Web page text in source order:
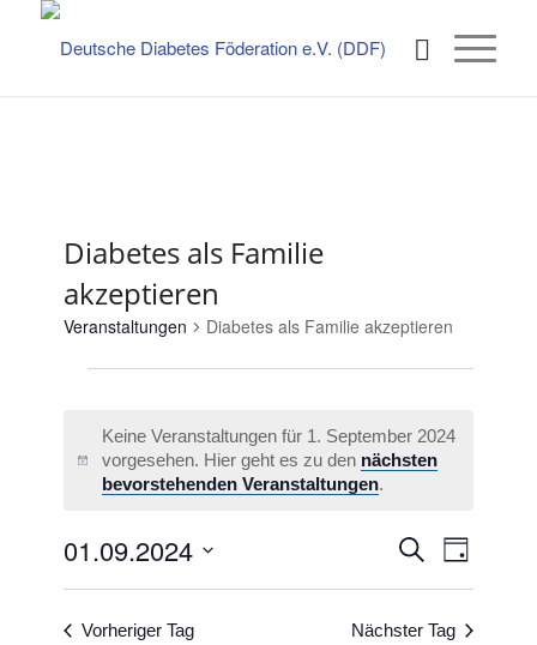
Diabetes als Familie
akzeptieren
Veranstaltungen Diabetes als Familie akzeptieren
für
1.
September
Hinweis
Keine Veranstaltungen für 1. September 2024
vorgesehen. Hier geht es zu den nächsten
bevorstehenden Veranstaltungen.
Such-
und
SucheTag
01.09.2024
Datum
Vorheriger Tag Nächster Tag